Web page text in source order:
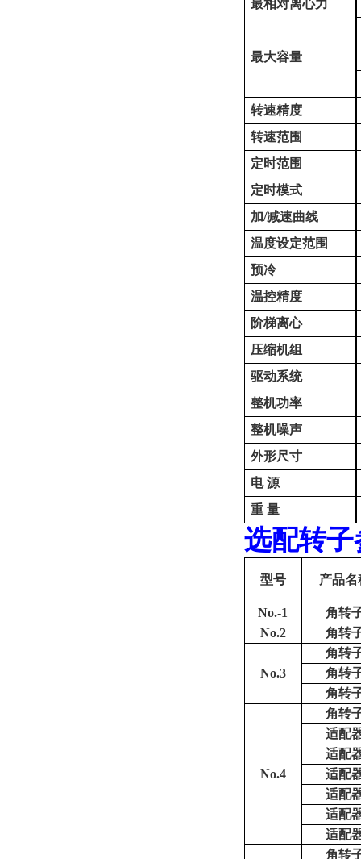
最相对离心力
最大容量
转速精度
转速范围
定时范围
定时模式
加/减速曲线
温度设定范围
预冷
温控精度
阶梯离心
压缩机组
驱动系统
整机功率
整机噪声
外形尺寸
电 源
重 量
选配转子
型号 产品名
No.-1
角转
No.2
角转
No.3
角转
角转
角转
No.4
角转
适配
适配
适配
适配
适配
适配
角转